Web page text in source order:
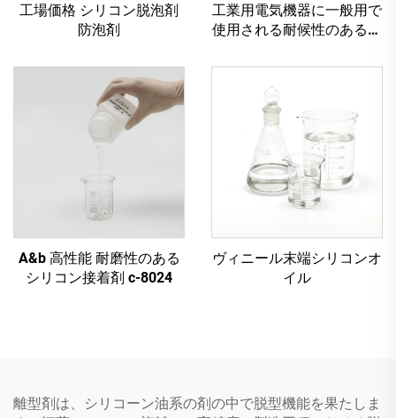
工場価格 シリコン脱泡剤
防泡剤
工業用電気機器に一般用で
使用される耐候性のあるア
接着剤
A&b 高性能 耐磨性のある
シリコン接着剤 c-8024
ヴィニール末端シリコンオ
イル
離型剤は、シリコーン油系の剤の中で脱型機能を果たしま